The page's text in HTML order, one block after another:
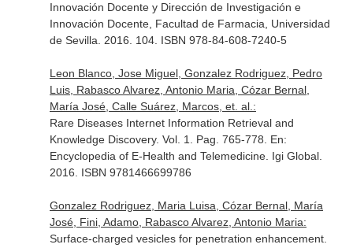
Innovación Docente y Dirección de Investigación e
Innovación Docente, Facultad de Farmacia, Universidad
de Sevilla. 2016. 104. ISBN 978-84-608-7240-5
Leon Blanco, Jose Miguel, Gonzalez Rodriguez, Pedro
Luis, Rabasco Alvarez, Antonio Maria, Cózar Bernal,
María José, Calle Suárez, Marcos, et. al.:
Rare Diseases Internet Information Retrieval and
Knowledge Discovery. Vol. 1. Pag. 765-778. En:
Encyclopedia of E-Health and Telemedicine. Igi Global.
2016. ISBN 9781466699786
Gonzalez Rodriguez, Maria Luisa, Cózar Bernal, María
José, Fini, Adamo, Rabasco Alvarez, Antonio Maria:
Surface-charged vesicles for penetration enhancement.